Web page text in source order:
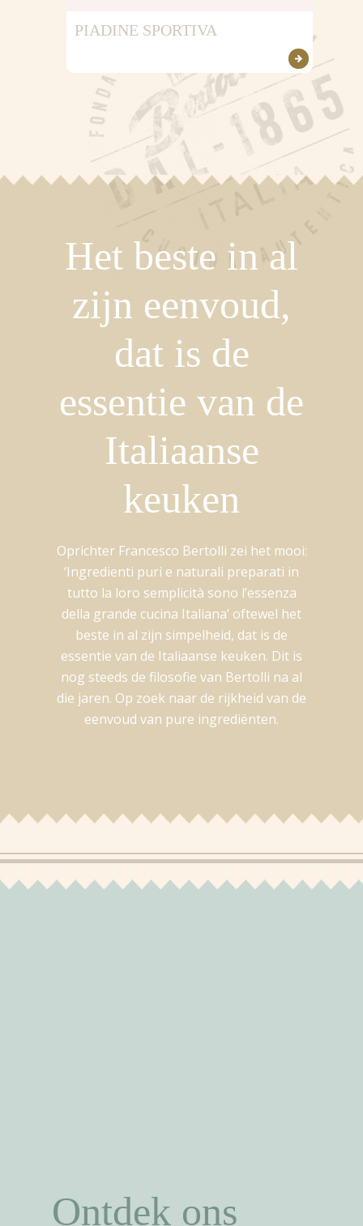
PIADINE SPORTIVA
Het beste in al
zijn eenvoud,
dat is de
essentie van de
Italiaanse
keuken
Oprichter Francesco Bertolli zei het mooi:
‘Ingredienti puri e naturali preparati in
tutto la loro semplicità sono l’essenza
della grande cucina Italiana’ oftewel het
beste in al zijn simpelheid, dat is de
essentie van de Italiaanse keuken. Dit is
nog steeds de filosofie van Bertolli na al
die jaren. Op zoek naar de rijkheid van de
eenvoud van pure ingrediënten.
Ontdek ons